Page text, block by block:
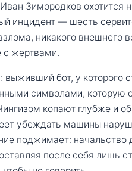
Зимородков охотится
инцидент — шесть
никакого внешнего
с жертвами.
выживший бот, у которого
символами, которую
копают глубже и
убеждать машины
поджимает:
после себя лишь